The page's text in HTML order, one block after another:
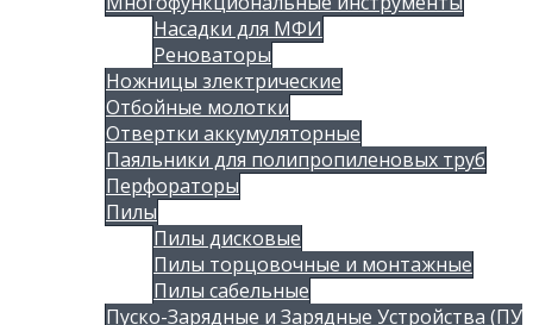
Насадки для МФИ
Реноваторы
Ножницы злектрические
Отбойные молотки
Отвертки аккумуляторные
Паяльники для полипропиленовых труб
Перфораторы
Пилы
Пилы дисковые
Пилы торцовочные и монтажные
Пилы сабельные
Пуско-Зарядные и Зарядные Устройства (ПУ